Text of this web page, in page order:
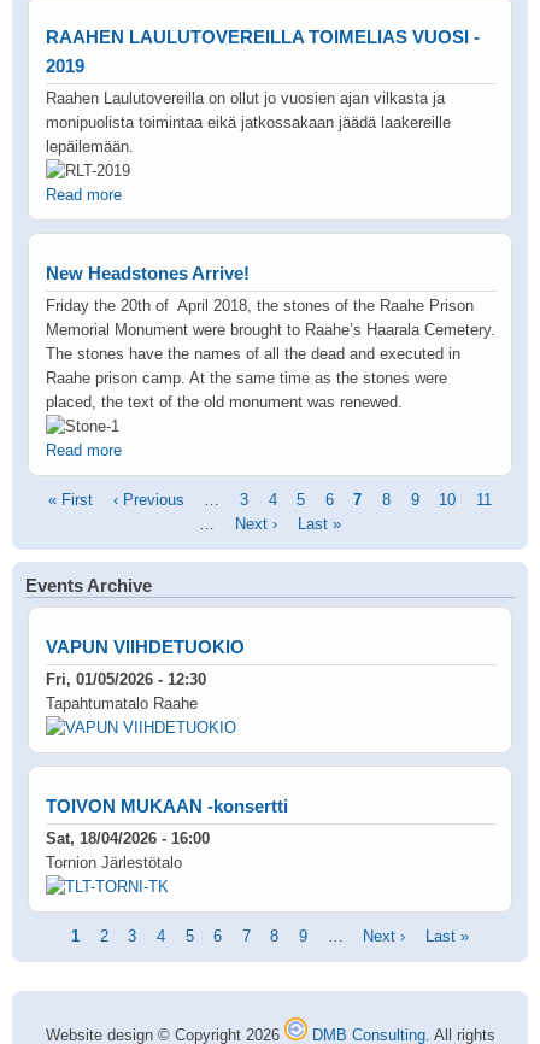
RAAHEN LAULUTOVEREILLA TOIMELIAS VUOSI -
2019
Raahen Laulutovereilla on ollut jo vuosien ajan vilkasta ja
monipuolista toimintaa eikä jatkossakaan jäädä laakereille
lepäilemään.
Read more
New Headstones Arrive!
Friday the 20th of April 2018, the stones of the Raahe Prison
Memorial Monument were brought to Raahe’s Haarala Cemetery.
The stones have the names of all the dead and executed in
Raahe prison camp. At the same time as the stones were
placed, the text of the old monument was renewed.
Read more
Pagination
First
« First
Previous
‹ Previous … Page
3 Page
4 Page
5 Page
6
Current
7 Page
8 Page
9 Page
10 Page
11
…
Next
page
Next ›
Last
page
Last »
Events Archive
VAPUN VIIHDETUOKIO
Fri, 01/05/2026 - 12:30
Tapahtumatalo Raahe
TOIVON MUKAAN -konsertti
Sat, 18/04/2026 - 16:00
Tornion Järlestötalo
Pagination
Current
page
1 Page
2 Page
3 Page
4 Page
5 Page
6 Page
7 Page
8 Page
9 …
Next
page
Next ›
Last
page
Last »
Website design © Copyright 2026 DMB Consulting. All rights